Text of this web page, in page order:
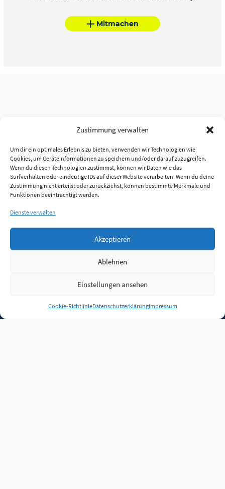
Zustimmung verwalten
Um dir ein optimales Erlebnis zu bieten, verwenden wir Technologien wie
Cookies, um Geräteinformationen zu speichern und/oder darauf zuzugreifen.
Wenn du diesen Technologien zustimmst, können wir Daten wie das
Surfverhalten oder eindeutige IDs auf dieser Website verarbeiten. Wenn du deine
Zustimmung nicht erteilst oder zurückziehst, können bestimmte Merkmale und
Funktionen beeinträchtigt werden.
Dienste verwalten
Akzeptieren
Ablehnen
Einstellungen ansehen
Cookie-RichtlinieDatenschutzerklärungImpressum
Mitmachen
Anmelden
Jobs Partner FAQ Quellen